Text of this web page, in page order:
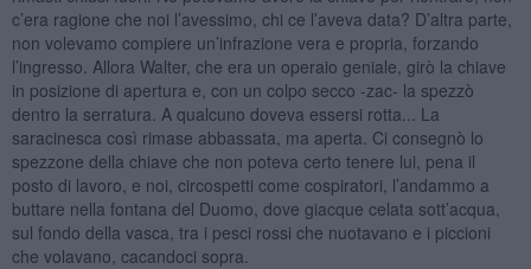
c’era ragione che noi l’avessimo, chi ce l’aveva data? D’altra parte,
non volevamo compiere un’infrazione vera e propria, forzando
l’ingresso. Allora Walter, che era un operaio geniale, girò la chiave
in posizione di apertura e, con un colpo secco -zac- la spezzò
dentro la serratura. A qualcuno doveva essersi rotta... La
saracinesca così rimase abbassata, ma aperta. Ci consegnò lo
spezzone della chiave che non poteva certo tenere lui, pena il
posto di lavoro, e noi, circospetti come cospiratori, l’andammo a
buttare nella fontana del Duomo, dove giacque celata sott’acqua,
sul fondo della vasca, tra i pesci rossi che nuotavano e i piccioni
che volavano, cacandoci sopra.